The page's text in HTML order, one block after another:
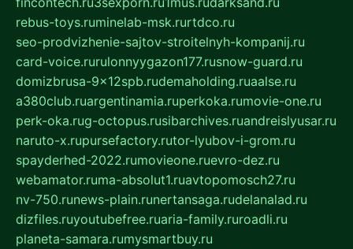
rebus-toys.ruminelab-msk.rurtdco.ru
seo-prodvizhenie-sajtov-stroitelnyh-kompanij.ru
card-voice.rurulonnyygazon177.rusnow-guard.ru
domizbrusa-9x12spb.rudemaholding.ruaalse.ru
a380club.ruargentinamia.ruperkoka.rumovie-one.ru
perk-oka.rug-octopus.rusibarchives.ruandreislyusar.ru
naruto-x.rupursefactory.rutor-lyubov-i-grom.ru
spayderhed-2022.rumovieone.ruevro-dez.ru
webamator.ruma-absolut1.ruavtopomosch27.ru
nv-750.runews-plain.runertansaga.rudelanalad.ru
dizfiles.ruyoutubefree.ruaria-family.ruroadli.ru
planeta-samara.rumysmartbuy.ru